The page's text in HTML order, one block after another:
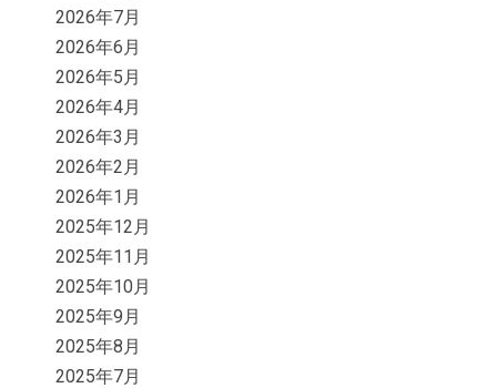
2026年7月
2026年6月
2026年5月
2026年4月
2026年3月
2026年2月
2026年1月
2025年12月
2025年11月
2025年10月
2025年9月
2025年8月
2025年7月